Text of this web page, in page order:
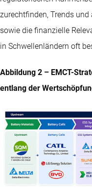
zurechtfinden, Trends
sowie die finanzielle
in Schwellenländern oft
Abbildung 2 – EMCT-
entlang der